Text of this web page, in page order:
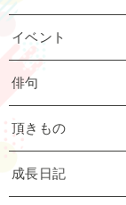
イベント
俳句
頂きもの
成長日記